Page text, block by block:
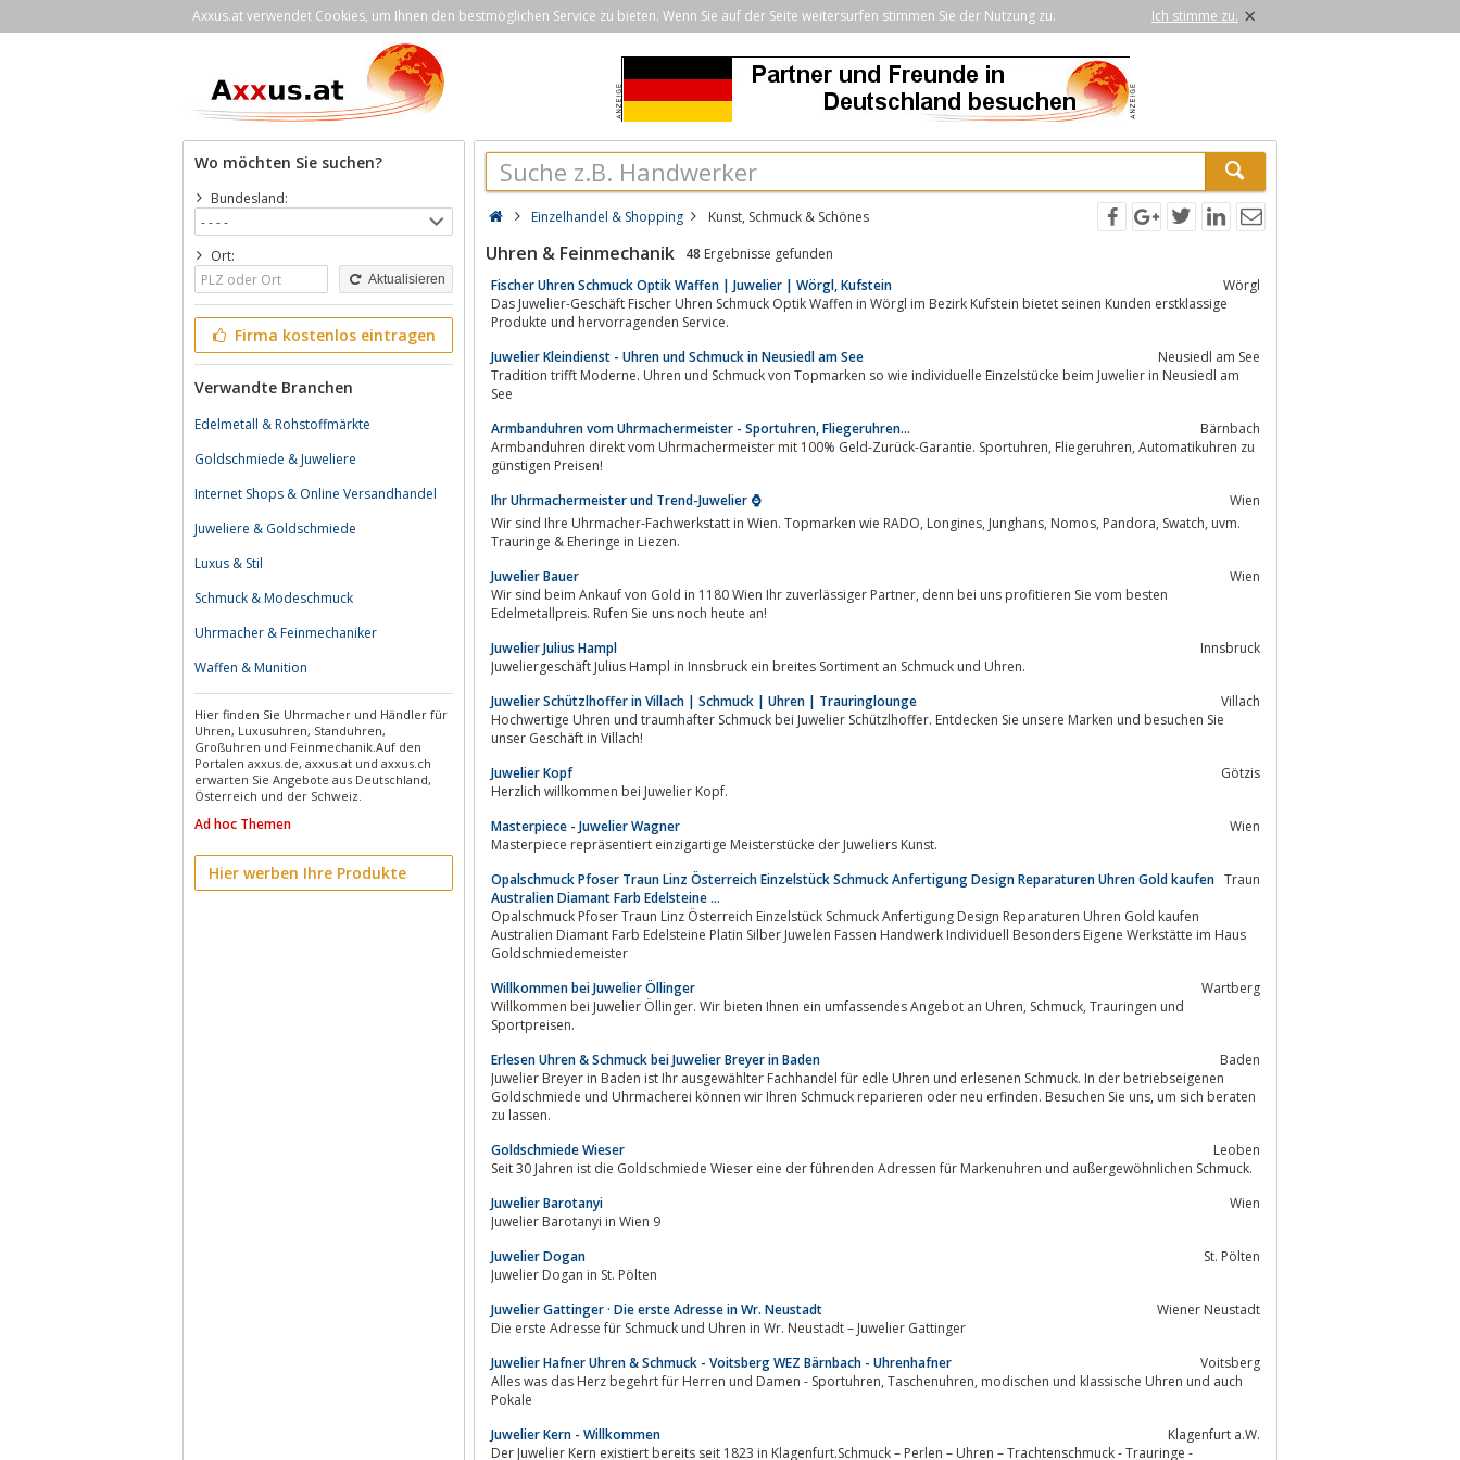
Axxus.at verwendet Cookies, um Ihnen den bestmöglichen Service zu bieten. Wenn Sie auf der Seite weitersurfen stimmen Sie der Nutzung zu. Ich stimme zu. ×
Wo möchten Sie suchen?
Bundesland:
Ort:
Aktualisieren
Firma kostenlos eintragen
Verwandte Branchen
Edelmetall & Rohstoffmärkte
Goldschmiede & Juweliere
Internet Shops & Online Versandhandel
Juweliere & Goldschmiede
Luxus & Stil
Schmuck & Modeschmuck
Uhrmacher & Feinmechaniker
Waffen & Munition
Hier finden Sie Uhrmacher und Händler für
Uhren, Luxusuhren, Standuhren,
Großuhren und Feinmechanik.Auf den
Portalen axxus.de, axxus.at und axxus.ch
erwarten Sie Angebote aus Deutschland,
Österreich und der Schweiz.
Ad hoc Themen
Hier werben Ihre Produkte
Einzelhandel & Shopping Kunst, Schmuck & Schönes
Uhren & Feinmechanik 48 Ergebnisse gefunden
Fischer Uhren Schmuck Optik Waffen | Juwelier | Wörgl, Kufstein
Wörgl
Das Juwelier-Geschäft Fischer Uhren Schmuck Optik Waffen in Wörgl im Bezirk Kufstein bietet seinen Kunden erstklassige
Produkte und hervorragenden Service.
Juwelier Kleindienst - Uhren und Schmuck in Neusiedl am See
Neusiedl am See
Tradition trifft Moderne. Uhren und Schmuck von Topmarken so wie individuelle Einzelstücke beim Juwelier in Neusiedl am
See
Armbanduhren vom Uhrmachermeister - Sportuhren, Fliegeruhren...
Bärnbach
Armbanduhren direkt vom Uhrmachermeister mit 100% Geld-Zurück-Garantie. Sportuhren, Fliegeruhren, Automatikuhren zu
günstigen Preisen!
Ihr Uhrmachermeister und Trend-Juwelier ⌚
Wien
Wir sind Ihre Uhrmacher-Fachwerkstatt in Wien. Topmarken wie RADO, Longines, Junghans, Nomos, Pandora, Swatch, uvm.
Trauringe & Eheringe in Liezen.
Juwelier Bauer
Wien
Wir sind beim Ankauf von Gold in 1180 Wien Ihr zuverlässiger Partner, denn bei uns profitieren Sie vom besten
Edelmetallpreis. Rufen Sie uns noch heute an!
Juwelier Julius Hampl
Innsbruck
Juweliergeschäft Julius Hampl in Innsbruck ein breites Sortiment an Schmuck und Uhren.
Juwelier Schützlhoffer in Villach | Schmuck | Uhren | Trauringlounge
Villach
Hochwertige Uhren und traumhafter Schmuck bei Juwelier Schützlhoffer. Entdecken Sie unsere Marken und besuchen Sie
unser Geschäft in Villach!
Juwelier Kopf
Götzis
Herzlich willkommen bei Juwelier Kopf.
Masterpiece - Juwelier Wagner
Wien
Masterpiece repräsentiert einzigartige Meisterstücke der Juweliers Kunst.
Opalschmuck Pfoser Traun Linz Österreich Einzelstück Schmuck Anfertigung Design Reparaturen Uhren Gold kaufen
Australien Diamant Farb Edelsteine ...
Traun
Opalschmuck Pfoser Traun Linz Österreich Einzelstück Schmuck Anfertigung Design Reparaturen Uhren Gold kaufen
Australien Diamant Farb Edelsteine Platin Silber Juwelen Fassen Handwerk Individuell Besonders Eigene Werkstätte im Haus
Goldschmiedemeister
Willkommen bei Juwelier Öllinger
Wartberg
Willkommen bei Juwelier Öllinger. Wir bieten Ihnen ein umfassendes Angebot an Uhren, Schmuck, Trauringen und
Sportpreisen.
Erlesen Uhren & Schmuck bei Juwelier Breyer in Baden
Baden
Juwelier Breyer in Baden ist Ihr ausgewählter Fachhandel für edle Uhren und erlesenen Schmuck. In der betriebseigenen
Goldschmiede und Uhrmacherei können wir Ihren Schmuck reparieren oder neu erfinden. Besuchen Sie uns, um sich beraten
zu lassen.
Goldschmiede Wieser
Leoben
Seit 30 Jahren ist die Goldschmiede Wieser eine der führenden Adressen für Markenuhren und außergewöhnlichen Schmuck.
Juwelier Barotanyi
Wien
Juwelier Barotanyi in Wien 9
Juwelier Dogan
St. Pölten
Juwelier Dogan in St. Pölten
Juwelier Gattinger · Die erste Adresse in Wr. Neustadt
Wiener Neustadt
Die erste Adresse für Schmuck und Uhren in Wr. Neustadt – Juwelier Gattinger
Juwelier Hafner Uhren & Schmuck - Voitsberg WEZ Bärnbach - Uhrenhafner
Voitsberg
Alles was das Herz begehrt für Herren und Damen - Sportuhren, Taschenuhren, modischen und klassische Uhren und auch
Pokale
Juwelier Kern - Willkommen
Klagenfurt a.W.
Der Juwelier Kern existiert bereits seit 1823 in Klagenfurt.Schmuck – Perlen – Uhren – Trachtenschmuck - Trauringe -